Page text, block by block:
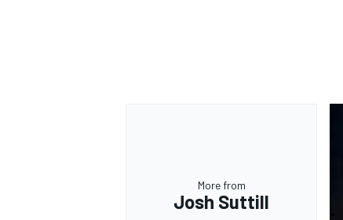
More from
Josh Suttill